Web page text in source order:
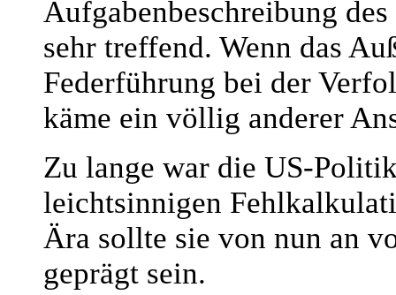
Aufgabenbeschreibung
sehr treffend. Wenn das
Federführung bei der
käme ein völlig anderer
Zu lange war die US-
leichtsinnigen
Ära sollte sie von nun an
geprägt sein.